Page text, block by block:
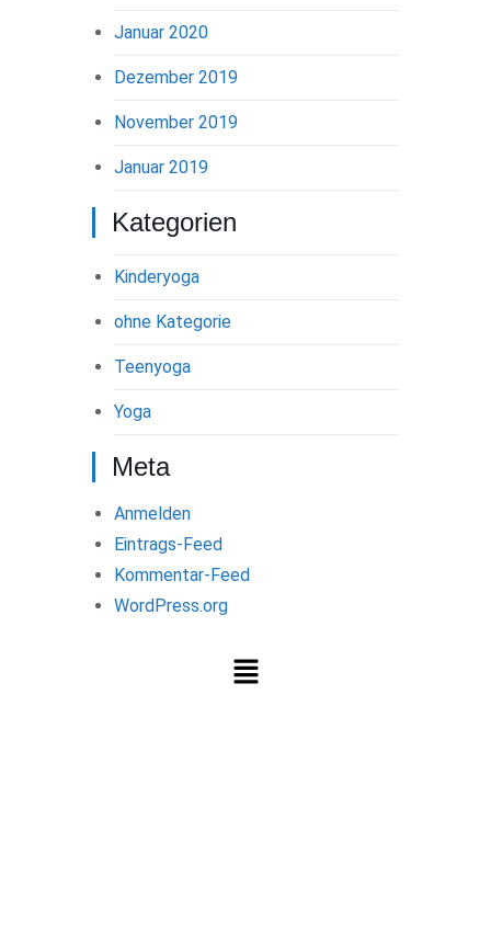
Januar 2020
Dezember 2019
November 2019
Januar 2019
Kategorien
Kinderyoga
ohne Kategorie
Teenyoga
Yoga
Meta
Anmelden
Eintrags-Feed
Kommentar-Feed
WordPress.org